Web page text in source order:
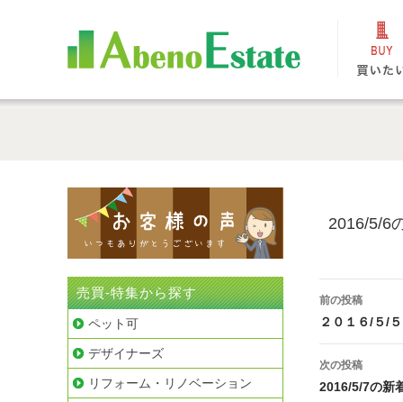
2016/5/6
投
稿
ナ
ビ
前の投稿
２０１６/５/
次の投稿
2016/5/7の新
売買-特集から探す
ペット可
デザイナーズ
リフォーム・リノベーション